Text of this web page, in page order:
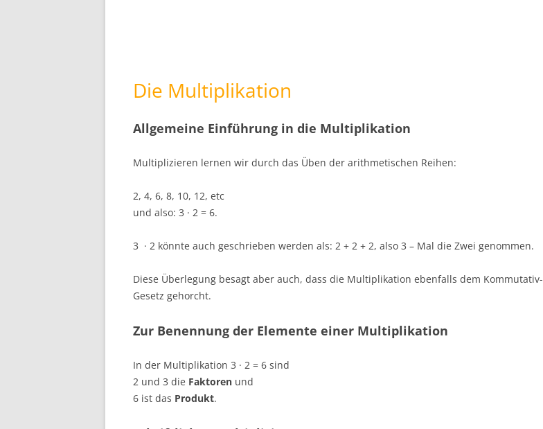
Die Multiplikation
Allgemeine Einführung in die Multiplikation
Multiplizieren lernen wir durch das Üben der arithmetischen Reihen:
2, 4, 6, 8, 10, 12, etc
und also: 3 · 2 = 6.
3 · 2 könnte auch geschrieben werden als: 2 + 2 + 2, also 3 – Mal die Zwei genommen.
Diese Überlegung besagt aber auch, dass die Multiplikation ebenfalls dem Kommutativ-
Gesetz gehorcht.
Zur Benennung der Elemente einer Multiplikation
In der Multiplikation 3 · 2 = 6 sind
2 und 3 die Faktoren und
6 ist das Produkt.